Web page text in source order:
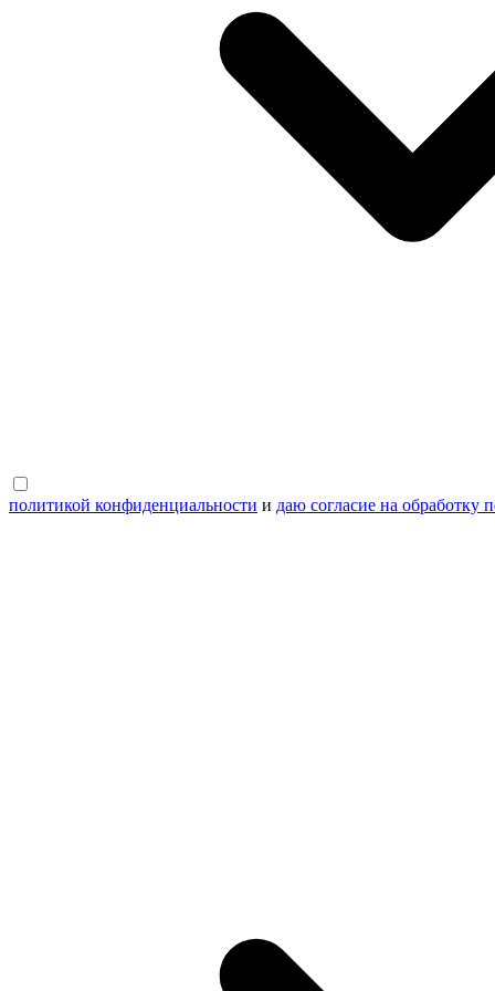
политикой конфиденциальности и даю согласие на обработку